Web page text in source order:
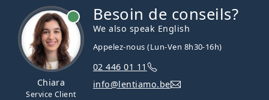
Chiara
Service Client
Besoin de conseils?
We also speak English
Appelez-nous (Lun-Ven 8h30-16h)
02 446 01 11
info@lentiamo.be